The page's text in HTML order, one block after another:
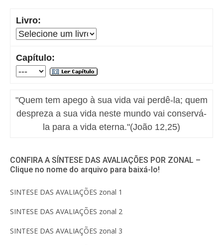
Livro:
Capítulo:
"Quem tem apego à sua vida vai perdê-la; quem
despreza a sua vida neste mundo vai conservá-
la para a vida eterna."(João 12,25)
CONFIRA A SÍNTESE DAS AVALIAÇÕES POR ZONAL –
Clique no nome do arquivo para baixá-lo!
SINTESE DAS AVALIAÇÕES zonal 1
SINTESE DAS AVALIAÇÕES zonal 2
SINTESE DAS AVALIAÇÕES zonal 3